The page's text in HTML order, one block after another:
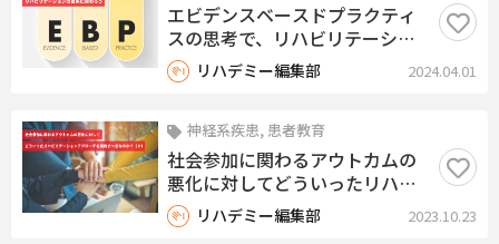
エビデンスベースドプラクティ
スの思考で、リハビリテーショ
ンの臨床に関わろう
リハデミー編集部 2024.04.01
神経系疾患, 患者教育
社会参加に関わるアウトカムの
悪化に対してどういったリハビ
リテーションアプローチを実施
すべきなのか？（２）
リハデミー編集部 2023.10.23